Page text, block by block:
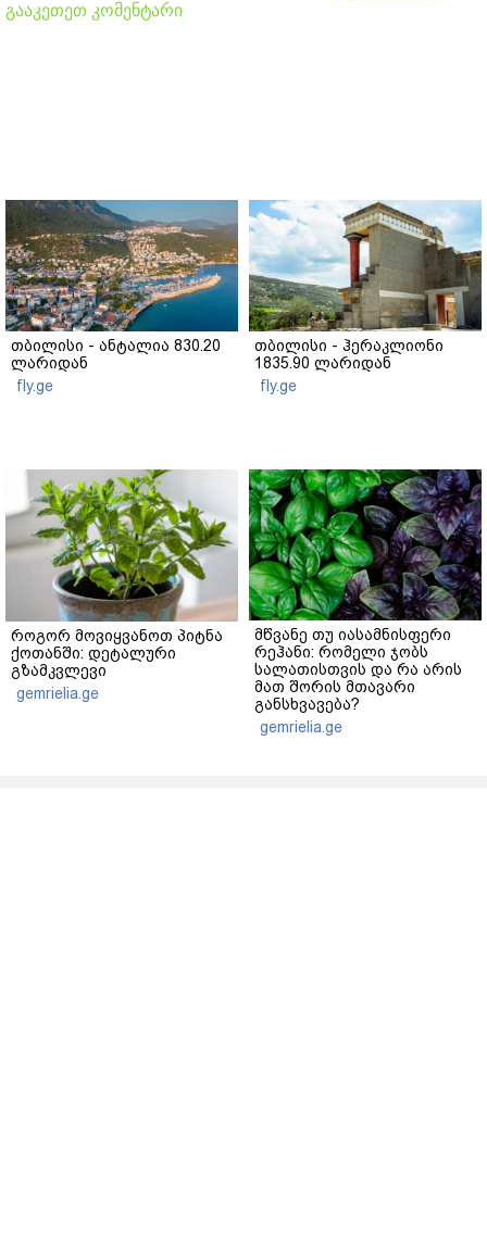
გააკეთეთ კომენტარი
თბილისი - ანტალია 830.20
ლარიდან
fly.ge
თბილისი - ჰერაკლიონი
1835.90 ლარიდან
fly.ge
როგორ მოვიყვანოთ პიტნა
ქოთანში: დეტალური
გზამკვლევი
gemrielia.ge
მწვანე თუ იასამნისფერი
რეჰანი: რომელი ჯობს
სალათისთვის და რა არის
მათ შორის მთავარი
განსხვავება?
gemrielia.ge